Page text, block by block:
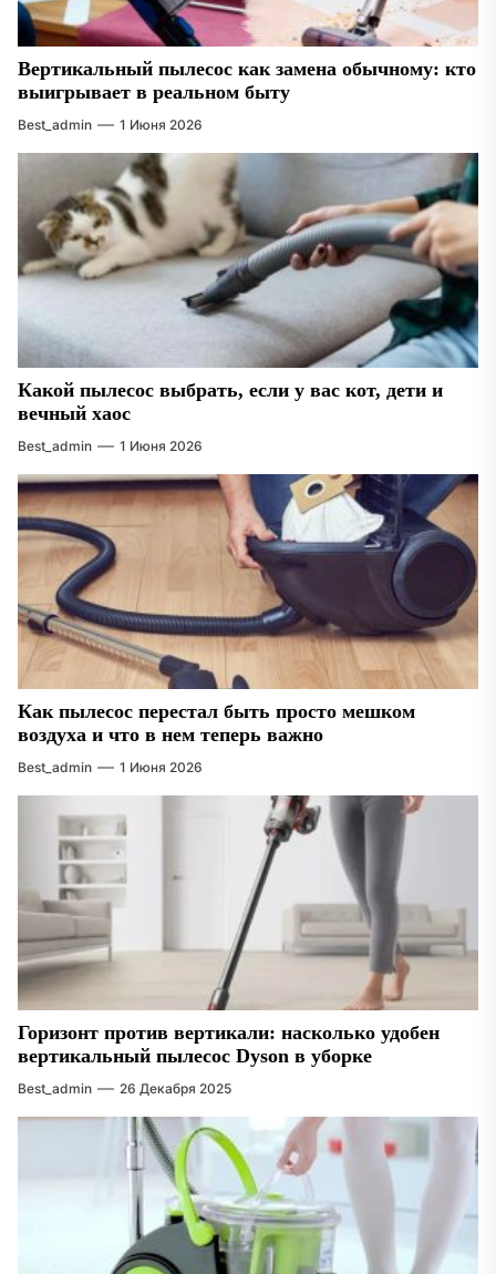
Вертикальный пылесос как замена обычному: кто
выигрывает в реальном быту
Best_admin 1 Июня 2026
Какой пылесос выбрать, если у вас кот, дети и
вечный хаос
Best_admin 1 Июня 2026
Как пылесос перестал быть просто мешком
воздуха и что в нем теперь важно
Best_admin 1 Июня 2026
Горизонт против вертикали: насколько удобен
вертикальный пылесос Dyson в уборке
Best_admin 26 Декабря 2025